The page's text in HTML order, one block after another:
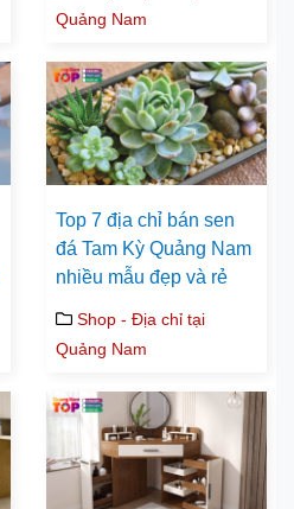
Quảng Nam
Top 7 địa chỉ bán sen
đá Tam Kỳ Quảng Nam
nhiều mẫu đẹp và rẻ
Shop - Địa chỉ tại
Quảng Nam